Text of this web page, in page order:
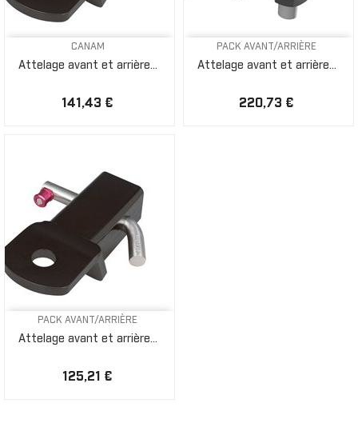
CANAM
Attelage avant et arrière...
141,43 €
PACK AVANT/ARRIÈRE
Attelage avant et arrière...
220,73 €
PACK AVANT/ARRIÈRE
Attelage avant et arrière...
125,21 €